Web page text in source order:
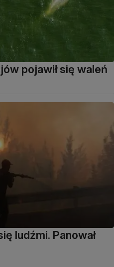
pojawił się waleń
ludźmi. Panował